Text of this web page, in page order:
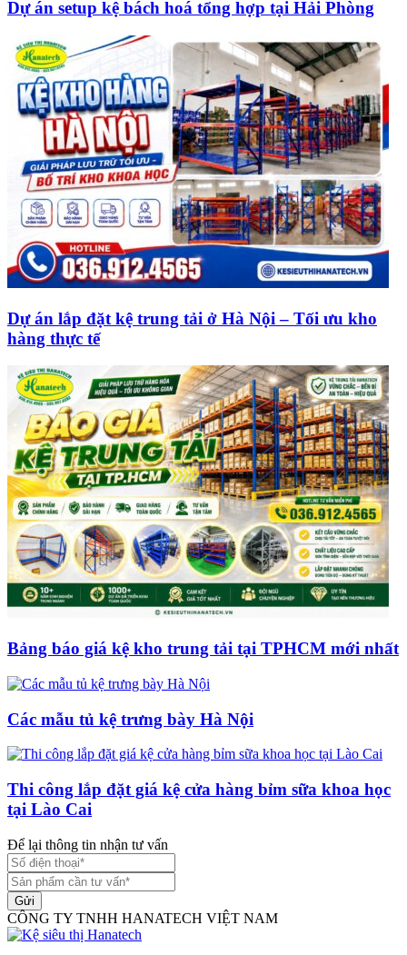
Dự án setup kệ bách hoá tổng hợp tại Hải Phòng
Dự án lắp đặt kệ trung tải ở Hà Nội – Tối ưu kho
hàng thực tế
Bảng báo giá kệ kho trung tải tại TPHCM mới nhất
Các mẫu tủ kệ trưng bày Hà Nội
Thi công lắp đặt giá kệ cửa hàng bỉm sữa khoa học
tại Lào Cai
Để lại thông tin nhận tư vấn
Gửi
CÔNG TY TNHH HANATECH VIỆT NAM